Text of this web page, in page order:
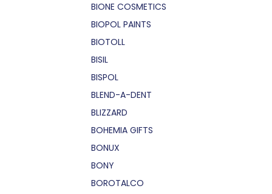
BIONE COSMETICS
BIOPOL PAINTS
BIOTOLL
BISIL
BISPOL
BLEND-A-DENT
BLIZZARD
BOHEMIA GIFTS
BONUX
BONY
BOROTALCO